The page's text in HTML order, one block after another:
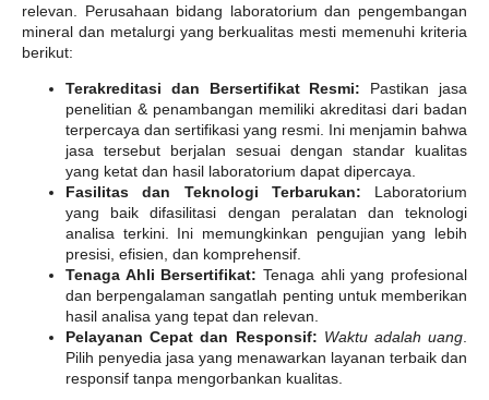
relevan. Perusahaan bidang laboratorium dan pengembangan
mineral dan metalurgi yang berkualitas mesti memenuhi kriteria
berikut:
Terakreditasi dan Bersertifikat Resmi: Pastikan jasa
penelitian & penambangan memiliki akreditasi dari badan
terpercaya dan sertifikasi yang resmi. Ini menjamin bahwa
jasa tersebut berjalan sesuai dengan standar kualitas
yang ketat dan hasil laboratorium dapat dipercaya.
Fasilitas dan Teknologi Terbarukan: Laboratorium
yang baik difasilitasi dengan peralatan dan teknologi
analisa terkini. Ini memungkinkan pengujian yang lebih
presisi, efisien, dan komprehensif.
Tenaga Ahli Bersertifikat: Tenaga ahli yang profesional
dan berpengalaman sangatlah penting untuk memberikan
hasil analisa yang tepat dan relevan.
Pelayanan Cepat dan Responsif: Waktu adalah uang.
Pilih penyedia jasa yang menawarkan layanan terbaik dan
responsif tanpa mengorbankan kualitas.